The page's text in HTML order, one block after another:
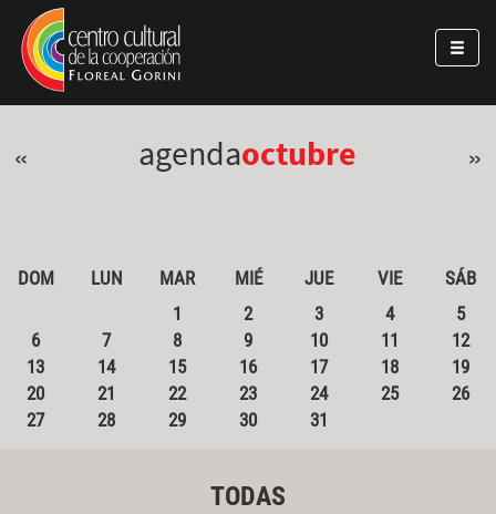
Pasar al contenido principal
Jump to main content
« agendaoctubre »
DOM LUN MAR MIÉ JUE VIE
SÁB
1
2 3 4
5
6
7 8 9 10 11
12
13
14 15 16 17 18
19
20
21 22 23 24 25
26
27
28 29 30 31
TODAS